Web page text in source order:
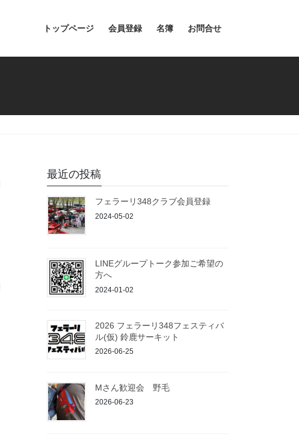
トップページ 会員登録 名簿 お問合せ
最近の投稿
フェラーリ348クラブ会員登録
2024-05-02
LINEグループトーク参加ご希望の
方へ
2024-01-02
2026 フェラーリ348フェスティバ
ル(仮) 鈴鹿サーキット
2026-06-25
Mさん歓迎会 野毛
2026-06-23